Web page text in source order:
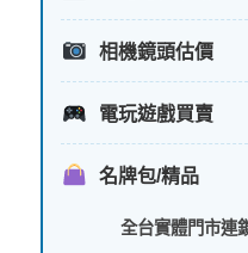
相機鏡頭估價
電玩遊戲買賣
名牌包/精品
全台實體門市連